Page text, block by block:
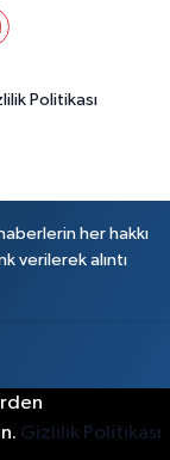
Politikası
her hakkı
verilerek alıntı
Gizlilik Politikası